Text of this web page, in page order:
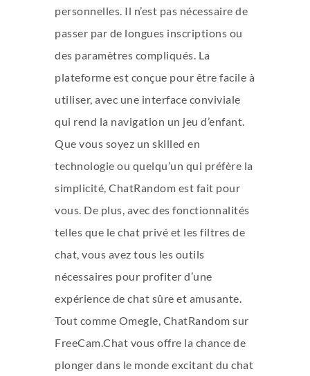
personnelles. Il n’est pas nécessaire de
passer par de longues inscriptions ou
des paramètres compliqués. La
plateforme est conçue pour être facile à
utiliser, avec une interface conviviale
qui rend la navigation un jeu d’enfant.
Que vous soyez un skilled en
technologie ou quelqu’un qui préfère la
simplicité, ChatRandom est fait pour
vous. De plus, avec des fonctionnalités
telles que le chat privé et les filtres de
chat, vous avez tous les outils
nécessaires pour profiter d’une
expérience de chat sûre et amusante.
Tout comme Omegle, ChatRandom sur
FreeCam.Chat vous offre la chance de
plonger dans le monde excitant du chat